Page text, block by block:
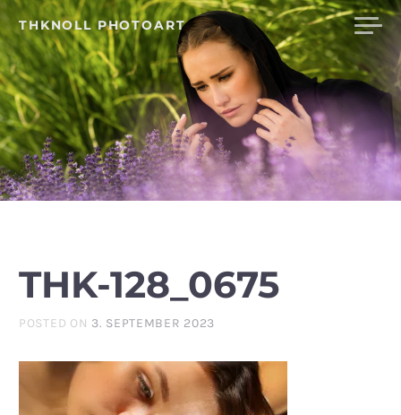
Skip
to
content
THKNOLL PHOTOART
THK-128_0675
POSTED ON 3. SEPTEMBER 2023